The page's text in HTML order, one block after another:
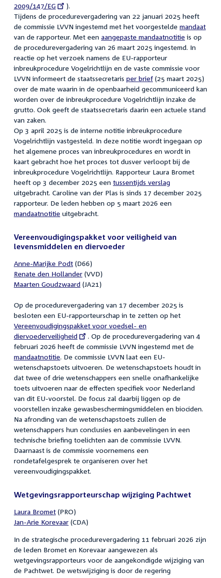
2009/147/EG
).
Tijdens de procedurevergadering van 22 januari 2025 heeft
de commissie LVVN ingestemd met het voorgestelde mandaat
van de rapporteur. Met een aangepaste mandaatnotitieis op
de procedurevergadering van 26 maart 2025 ingestemd. In
reactie op het verzoek namens de EU-rapporteur
inbreukprocedure Vogelrichtlijn en de vaste commissie voor
LVVN informeert de staatssecretaris per brief (25 maart 2025)
over de mate waarin in de openbaarheid gecommuniceerd kan
worden over de inbreukprocedure Vogelrichtlijn inzake de
grutto. Ook geeft de staatssecretaris daarin een actuele stand
van zaken.
Op 3 april 2025 is de interne notitie inbreukprocedure
Vogelrichtlijn vastgesteld. In deze notitie wordt ingegaan op
het algemene proces van inbreukprocedures en wordt in
kaart gebracht hoe het proces tot dusver verloopt bij de
inbreukprocedure Vogelrichtlijn. Rapporteur Laura Bromet
heeft op 3 december 2025 een tussentijds verslag
uitgebracht. Caroline van der Plas is sinds 17 december 2025
rapporteur. De leden hebben op 5 maart 2026 een
mandaatnotitie uitgebracht.
Vereenvoudigingspakket voor veiligheid van
levensmiddelen en diervoeder
Anne-Marijke Podt (D66)
Renate den Hollander (VVD)
Maarten Goudzwaard (JA21)
Op de procedurevergadering van 17 december 2025 is
besloten een EU-rapporteurschap in te zetten op het
Vereenvoudigingspakket voor voedsel- en
diervoederveiligheid
. Op de procedurevergadering van 4
februari 2026 heeft de commissie LVVN ingestemd met de
mandaatnotitie. De commissie LVVN laat een EU-
wetenschapstoets uitvoeren. De wetenschapstoets houdt in
dat twee of drie wetenschappers een snelle onafhankelijke
toets uitvoeren naar de effecten specifiek voor Nederland
van dit EU-voorstel. De focus zal daarbij liggen op de
voorstellen inzake gewasbeschermingsmiddelen en biociden.
Na afronding van de wetenschapstoets zullen de
wetenschappers hun conclusies en aanbevelingen in een
technische briefing toelichten aan de commissie LVVN.
Daarnaast is de commissie voornemens een
rondetafelgesprek te organiseren over het
vereenvoudigingspakket.
Wetgevingsrapporteurschap wijziging Pachtwet
Laura Bromet (PRO)
Jan-Arie Korevaar (CDA)
In de strategische procedurevergadering 11 februari 2026 zijn
de leden Bromet en Korevaar aangewezen als
wetgevingsrapporteurs voor de aangekondigde wijziging van
de Pachtwet. De wetswijziging is door de regering